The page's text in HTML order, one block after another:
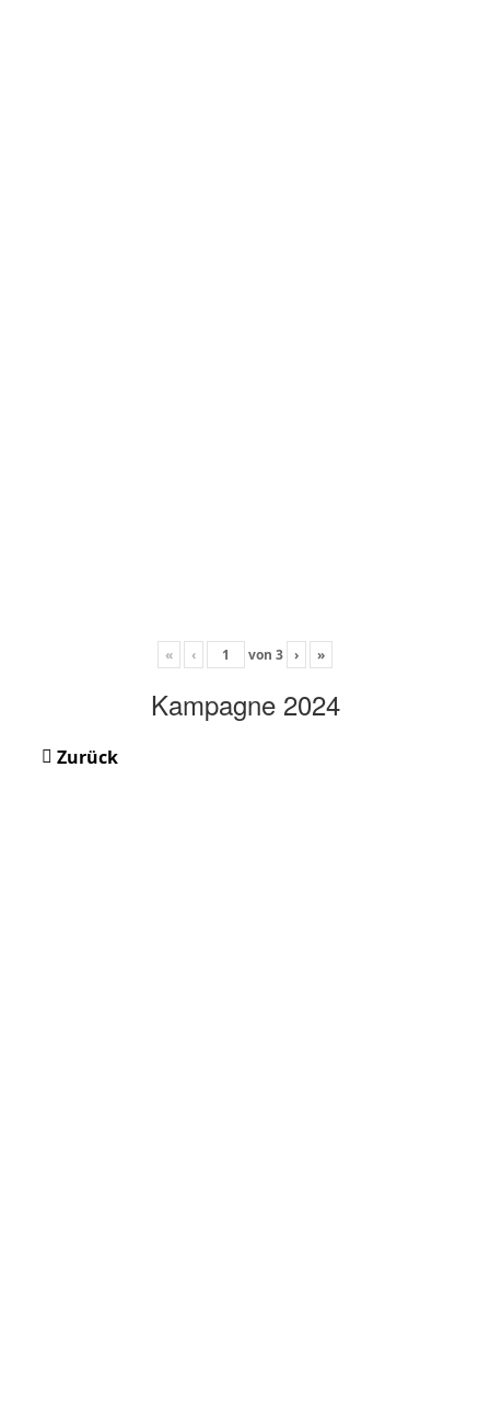
« ‹ von 3 › »
Kampagne 2024
Zurück